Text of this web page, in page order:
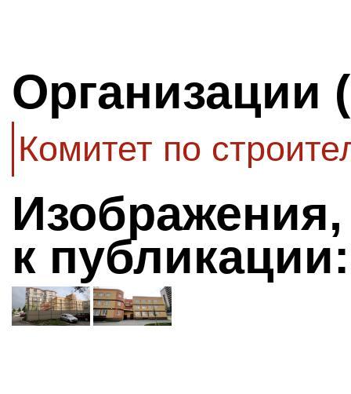
Организации
Комитет по
к публикации: